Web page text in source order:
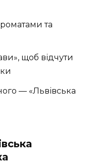
та
щоб відчути
— «Львівська